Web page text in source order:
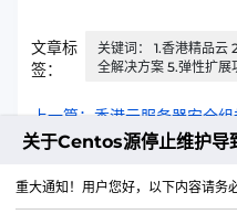
文章标
签：
关键词： 1.香港精品云
全解决方案 5.弹性扩展
上一篇：香港云服务器安全
关于Centos源停止维护导
重大通知！用户您好，以下内容请务